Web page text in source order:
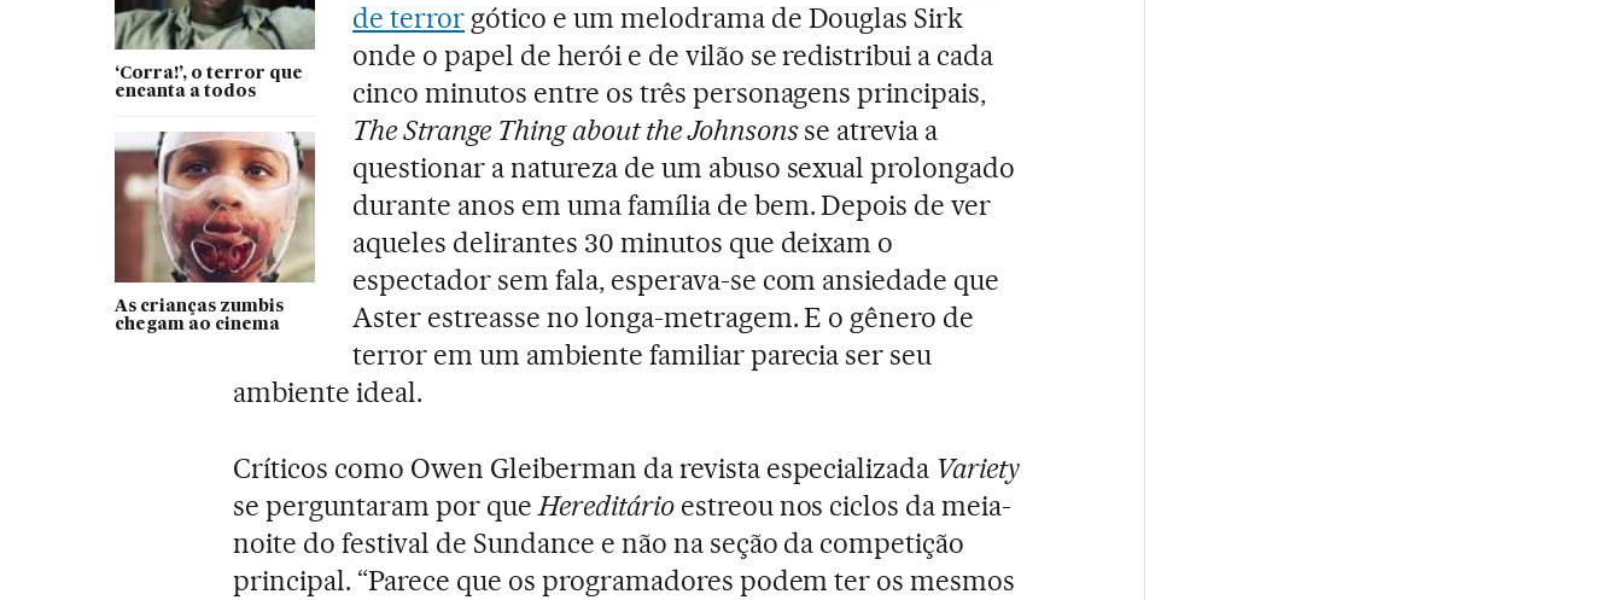
‘Corra!’, o terror que
encanta a todos
As crianças zumbis
chegam ao cinema
de terror gótico e um melodrama de Douglas Sirk
onde o papel de herói e de vilão se redistribui a cada
cinco minutos entre os três personagens principais,
TheStrange Thing about the Johnsonsse atrevia a
questionar a natureza de um abuso sexual prolongado
durante anos em uma família de bem. Depois de ver
aqueles delirantes 30 minutos que deixam o
espectador sem fala, esperava-se com ansiedade que
Aster estreasse no longa-metragem. E o gênero de
terror em um ambiente familiar parecia ser seu
ambiente ideal.
Críticos como Owen Gleiberman da revista especializada Variety
se perguntaram por queHereditárioestreou nos ciclos da meia-
noite do festival de Sundance e não na seção da competição
principal. “Parece que os programadores podem ter os mesmos